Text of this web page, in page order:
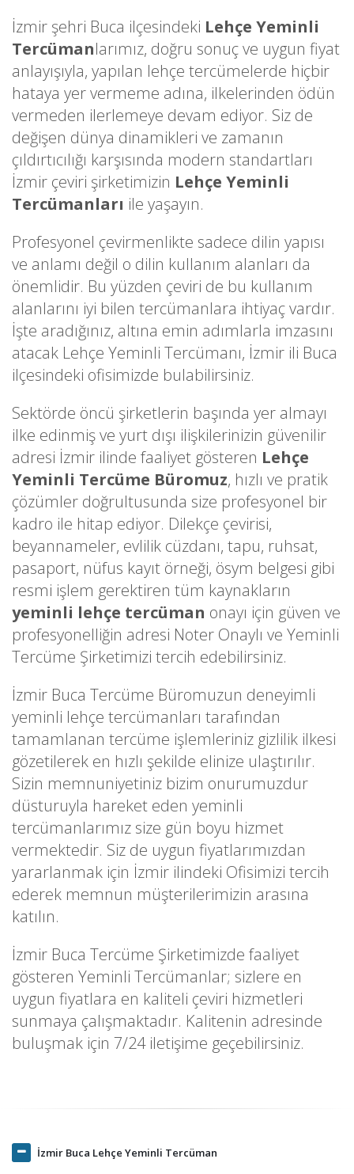
İzmir şehri Buca ilçesindeki Lehçe Yeminli
Tercümanlarımız, doğru sonuç ve uygun fiyat
anlayışıyla, yapılan lehçe tercümelerde hiçbir
hataya yer vermeme adına, ilkelerinden ödün
vermeden ilerlemeye devam ediyor. Siz de
değişen dünya dinamikleri ve zamanın
çıldırtıcılığı karşısında modern standartları
İzmir çeviri şirketimizin Lehçe Yeminli
Tercümanları ile yaşayın.
Profesyonel çevirmenlikte sadece dilin yapısı
ve anlamı değil o dilin kullanım alanları da
önemlidir. Bu yüzden çeviri de bu kullanım
alanlarını iyi bilen tercümanlara ihtiyaç vardır.
İşte aradığınız, altına emin adımlarla imzasını
atacak Lehçe Yeminli Tercümanı, İzmir ili Buca
ilçesindeki ofisimizde bulabilirsiniz.
Sektörde öncü şirketlerin başında yer almayı
ilke edinmiş ve yurt dışı ilişkilerinizin güvenilir
adresi İzmir ilinde faaliyet gösteren Lehçe
Yeminli Tercüme Büromuz, hızlı ve pratik
çözümler doğrultusunda size profesyonel bir
kadro ile hitap ediyor. Dilekçe çevirisi,
beyannameler, evlilik cüzdanı, tapu, ruhsat,
pasaport, nüfus kayıt örneği, ösym belgesi gibi
resmi işlem gerektiren tüm kaynakların
yeminli lehçe tercüman onayı için güven ve
profesyonelliğin adresi Noter Onaylı ve Yeminli
Tercüme Şirketimizi tercih edebilirsiniz.
İzmir Buca Tercüme Büromuzun deneyimli
yeminli lehçe tercümanları tarafından
tamamlanan tercüme işlemleriniz gizlilik ilkesi
gözetilerek en hızlı şekilde elinize ulaştırılır.
Sizin memnuniyetiniz bizim onurumuzdur
düsturuyla hareket eden yeminli
tercümanlarımız size gün boyu hizmet
vermektedir. Siz de uygun fiyatlarımızdan
yararlanmak için İzmir ilindeki Ofisimizi tercih
ederek memnun müşterilerimizin arasına
katılın.
İzmir Buca Tercüme Şirketimizde faaliyet
gösteren Yeminli Tercümanlar; sizlere en
uygun fiyatlara en kaliteli çeviri hizmetleri
sunmaya çalışmaktadır. Kalitenin adresinde
buluşmak için 7/24 iletişime geçebilirsiniz.
İzmir Buca Lehçe Yeminli Tercüman